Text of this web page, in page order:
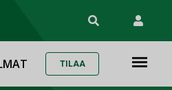
TILAA